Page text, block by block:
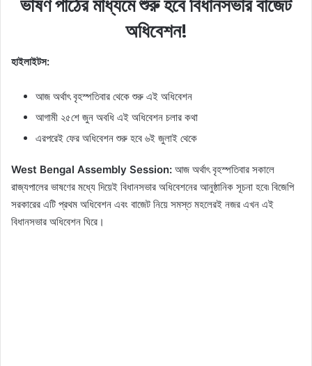
ভাষণ পাঠের মাধ্যমে শুরু হবে বিধানসভার বাজেট
অধিবেশন!
হাইলাইটস:
আজ অর্থাৎ বৃহস্পতিবার থেকে শুরু এই অধিবেশন
আগামী ২৫শে জুন অবধি এই অধিবেশন চলার কথা
এরপরেই ফের অধিবেশন শুরু হবে ৬ই জুলাই থেকে
West Bengal Assembly Session: আজ অর্থাৎ বৃহস্পতিবার সকালে
রাজ্যপালের ভাষণের মধ্যে দিয়েই বিধানসভার অধিবেশনের আনুষ্ঠানিক সূচনা হবে৷ বিজেপি
সরকারের এটি প্রথম অধিবেশন এবং বাজেট নিয়ে সমস্ত মহলেরই নজর এখন এই
বিধানসভার অধিবেশন ঘিরে।